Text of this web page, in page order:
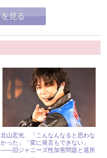
北山宏光、「こんなんなると思わな
かった」「変に発言もできない」
――旧ジャニーズ性加害問題と退所